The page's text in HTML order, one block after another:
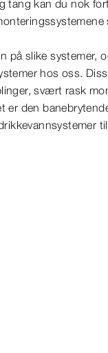
tang kan du nok
på slike systemer,
hos oss.
svært rask
er den